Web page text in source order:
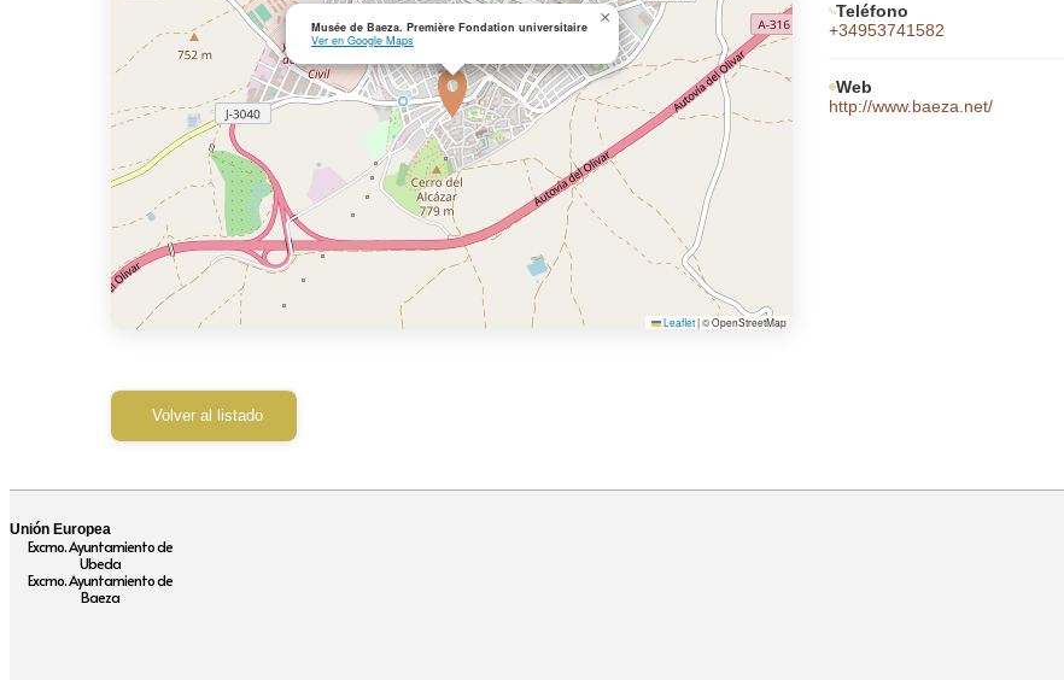
Musée de Baeza. Première Fondation universitaire
Ver en Google Maps
×
Leaflet|© OpenStreetMap
Teléfono
+34953741582
Web
http://www.baeza.net/
Volver al listado
Unión Europea
Excmo. Ayuntamiento de
Ubeda
Excmo. Ayuntamiento de
Baeza